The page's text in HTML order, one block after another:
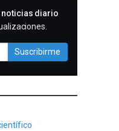
noticias diario
Suscribirme